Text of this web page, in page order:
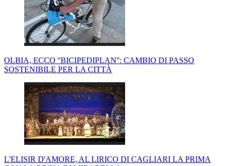
OLBIA, ECCO ''BICIPEDIPLAN'': CAMBIO DI PASSO
SOSTENIBILE PER LA CITTÀ
L'ELISIR D'AMORE, AL LIRICO DI CAGLIARI LA PRIMA